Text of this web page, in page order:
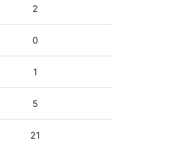
2
0
1
5
21